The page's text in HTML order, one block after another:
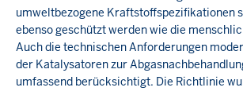
umweltbezogene Kraftstoffspezifikationen
ebenso geschützt werden wie die
Auch die technischen Anforderungen
der Katalysatoren zur
umfassend berücksichtigt. Die Richtlinie